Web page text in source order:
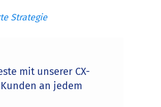
Strategie
mit unserer CX-
an jedem